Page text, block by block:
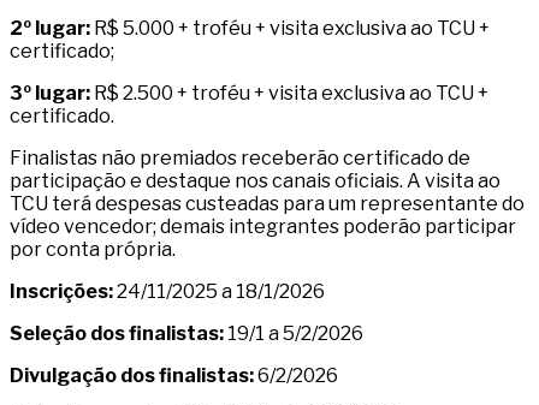
2º lugar: R$ 5.000 + troféu + visita exclusiva ao TCU +
certificado;
3º lugar: R$ 2.500 + troféu + visita exclusiva ao TCU +
certificado.
Finalistas não premiados receberão certificado de
participação e destaque nos canais oficiais. A visita ao
TCU terá despesas custeadas para um representante do
vídeo vencedor; demais integrantes poderão participar
por conta própria.
Inscrições:24/11/2025 a 18/1/2026
Seleção dos finalistas: 19/1 a 5/2/2026
Divulgação dos finalistas:6/2/2026